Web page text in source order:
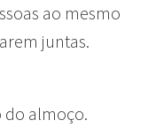
ao mesmo
juntas.
do almoço.